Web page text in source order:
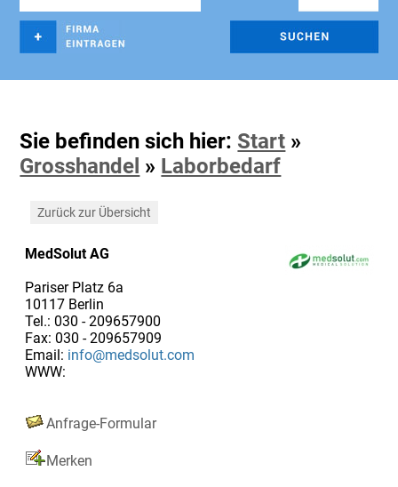
Sie befinden sich hier: Start »
Grosshandel » Laborbedarf
Zurück zur Übersicht
MedSolut AG
Pariser Platz 6a
10117 Berlin
Tel.: 030 - 209657900
Fax: 030 - 209657909
Email: info@medsolut.com
WWW:
Anfrage-Formular
Merken